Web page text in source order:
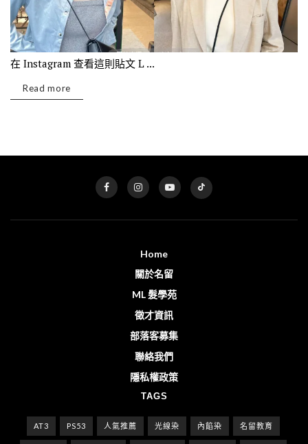
在 Instagram 查看這則貼文 L ...
Read more
Home
關於名留
ML 髮學苑
徵才資訊
部落客募集
聯絡我們
隱私權政策
TAGS
AT3 PS53 人氣推薦 光線染 內餡染 名留教育